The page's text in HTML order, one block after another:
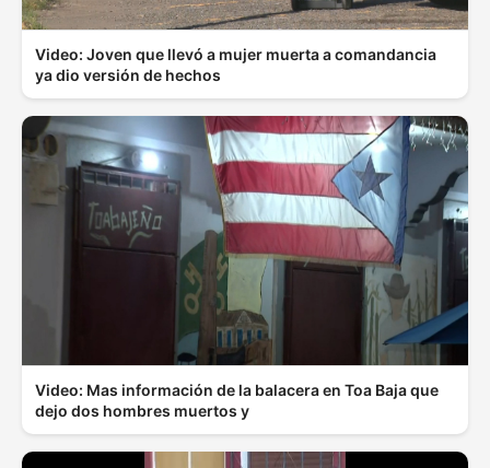
Video: Joven que llevó a mujer muerta a comandancia
ya dio versión de hechos
Video: Mas información de la balacera en Toa Baja que
dejo dos hombres muertos y